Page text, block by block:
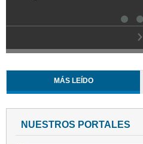
MÁS LEÍDO
NUESTROS PORTALES